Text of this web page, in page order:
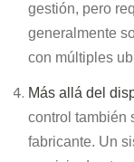
gestión, pero
generalmente
con múltiples
Más allá del
control también
fabricante. Un